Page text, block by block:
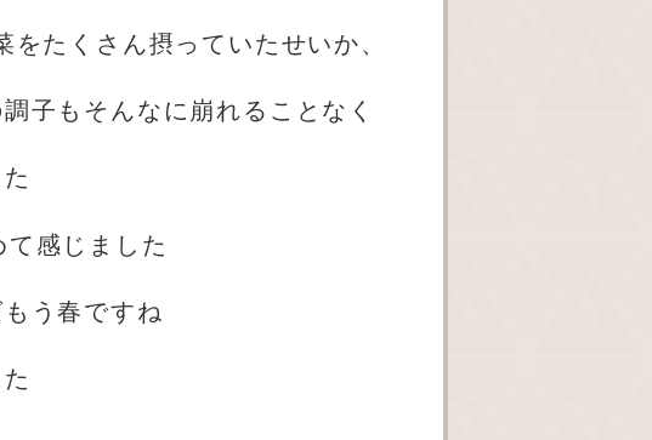
をたくさん摂っていたせいか、
子もそんなに崩れることなく
感じました
う春ですね